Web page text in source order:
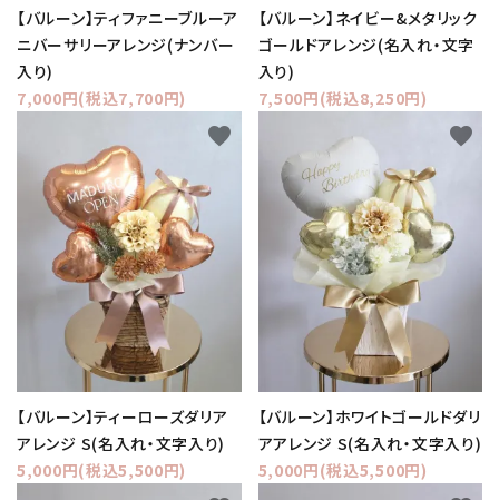
【バルーン】ティファニーブルーア
ニバーサリーアレンジ(ナンバー
入り)
7,000円(税込7,700円)
【バルーン】ネイビー&メタリック
ゴールドアレンジ(名入れ・文字
入り)
7,500円(税込8,250円)
【バルーン】ティーローズダリア
アレンジ S(名入れ・文字入り)
5,000円(税込5,500円)
favorite
【バルーン】ホワイトゴールドダリ
アアレンジ S(名入れ・文字入り)
5,000円(税込5,500円)
favorite